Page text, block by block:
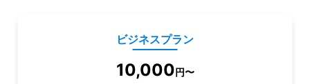
ビジネスプラン
10,000円〜